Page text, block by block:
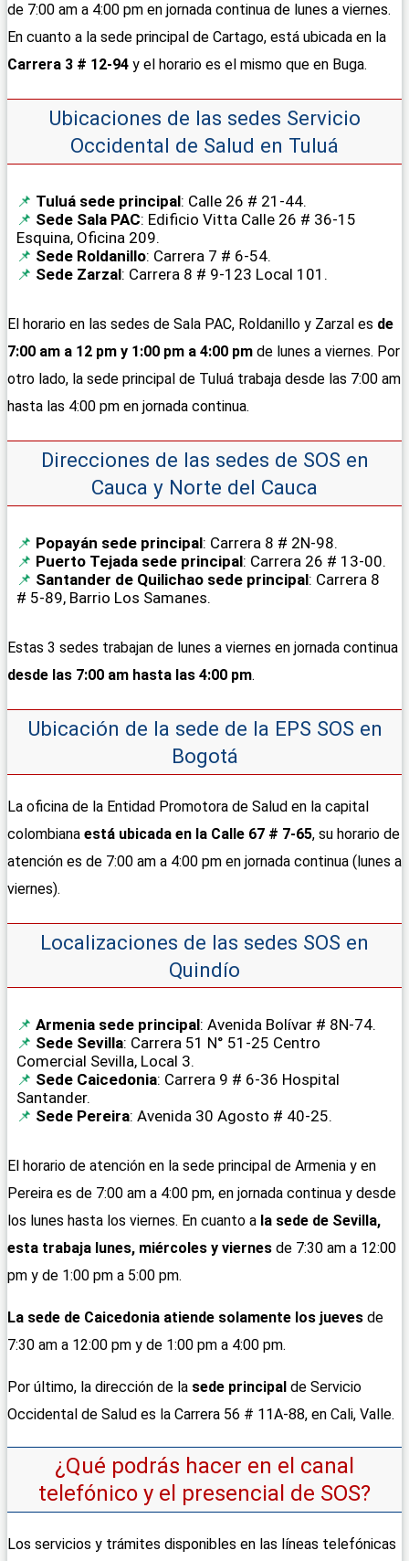
de 7:00 am a 4:00 pm en jornada continua de lunes a viernes.
En cuanto a la sede principal de Cartago, está ubicada en la
Carrera 3 # 12-94 y el horario es el mismo que en Buga.
Ubicaciones de las sedes Servicio
Occidental de Salud en Tuluá
Tuluá sede principal: Calle 26 # 21-44.
Sede Sala PAC: Edificio Vitta Calle 26 # 36-15
Esquina, Oficina 209.
Sede Roldanillo: Carrera 7 # 6-54.
Sede Zarzal: Carrera 8 # 9-123 Local 101.
El horario en las sedes de Sala PAC, Roldanillo y Zarzal es de
7:00 am a 12 pm y 1:00 pm a 4:00 pm de lunes a viernes. Por
otro lado, la sede principal de Tuluá trabaja desde las 7:00 am
hasta las 4:00 pm en jornada continua.
Direcciones de las sedes de SOS en
Cauca y Norte del Cauca
Popayán sede principal: Carrera 8 # 2N-98.
Puerto Tejada sede principal: Carrera 26 # 13-00.
Santander de Quilichao sede principal: Carrera 8
# 5-89, Barrio Los Samanes.
Estas 3 sedes trabajan de lunes a viernes en jornada continua
desde las 7:00 am hasta las 4:00 pm.
Ubicación de la sede de la EPS SOS en
Bogotá
La oficina de la Entidad Promotora de Salud en la capital
colombiana está ubicada en la Calle 67 # 7-65, su horario de
atención es de 7:00 am a 4:00 pm en jornada continua (lunes a
viernes).
Localizaciones de las sedes SOS en
Quindío
Armenia sede principal: Avenida Bolívar # 8N-74.
Sede Sevilla: Carrera 51 N° 51-25 Centro
Comercial Sevilla, Local 3.
Sede Caicedonia: Carrera 9 # 6-36 Hospital
Santander.
Sede Pereira: Avenida 30 Agosto # 40-25.
El horario de atención en la sede principal de Armenia y en
Pereira es de 7:00 am a 4:00 pm, en jornada continua y desde
los lunes hasta los viernes. En cuanto a la sede de Sevilla,
esta trabaja lunes, miércoles y viernes de 7:30 am a 12:00
pm y de 1:00 pm a 5:00 pm.
La sede de Caicedonia atiende solamente los jueves de
7:30 am a 12:00 pm y de 1:00 pm a 4:00 pm.
Por último, la dirección de la sede principal de Servicio
Occidental de Salud es la Carrera 56 # 11A-88, en Cali, Valle.
¿Qué podrás hacer en el canal
telefónico y el presencial de SOS?
Los servicios y trámites disponibles en las líneas telefónicas